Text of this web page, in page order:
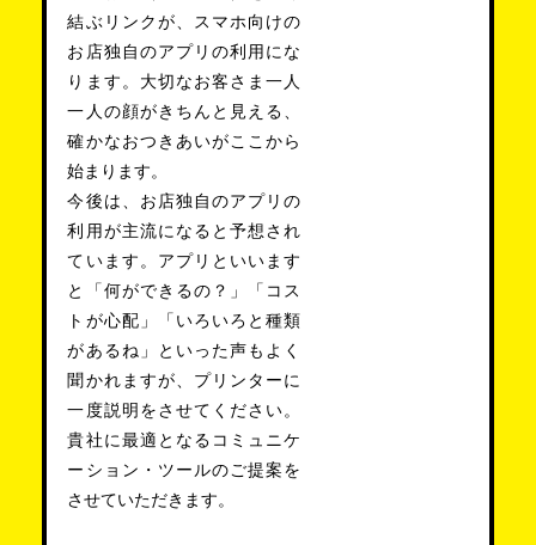
結ぶリンクが、スマホ向けの
お店独自のアプリの利用にな
ります。大切なお客さま一人
一人の顔がきちんと見える、
確かなおつきあいがここから
始まります。
今後は、お店独自のアプリの
利用が主流になると予想され
ています。アプリといいます
と「何ができるの？」「コス
トが心配」「いろいろと種類
があるね」といった声もよく
聞かれますが、プリンターに
一度説明をさせてください。
貴社に最適となるコミュニケ
ーション・ツールのご提案を
させていただきます。